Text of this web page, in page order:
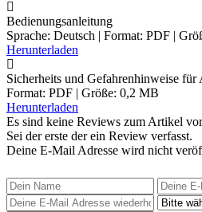
Bedienungsanleitung
Sprache: Deutsch | Format: PDF |
Herunterladen
Sicherheits und Gefahrenhinweise für
Format: PDF | Größe: 0,2 MB
Herunterladen
Es sind keine Reviews zum Artikel
Sei der erste der ein Review verfasst.
Deine E-Mail Adresse wird nicht